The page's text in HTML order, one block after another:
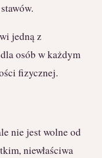
jedną z
osób w każdym
fizycznej.
nie jest wolne od
niewłaściwa